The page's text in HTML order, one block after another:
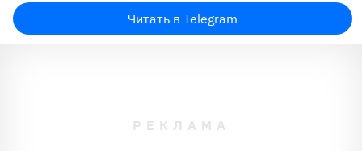
Читать в Telegram